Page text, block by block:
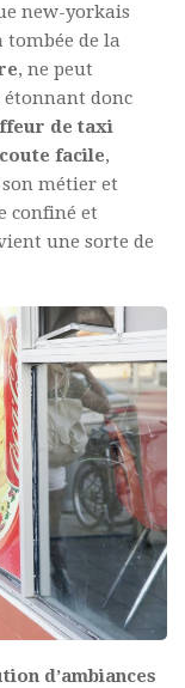
new-yorkais
tombée de la
, ne peut
étonnant donc
de taxi
facile,
métier et
confiné et
une sorte de
d’ambiances